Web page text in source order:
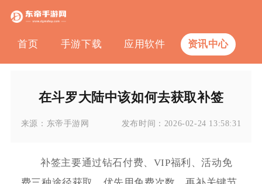
首页 手游下载 应用软件 资讯中心
在斗罗大陆中该如何去获取补签
来源： 东帝手游网 发布时间： 2026-02-24 13:58:31
补签主要通过钻石付费、VIP福利、活动免